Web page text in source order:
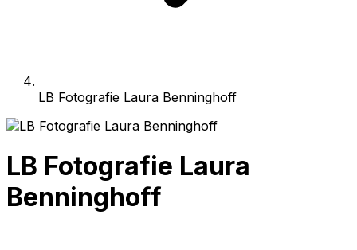
LB Fotografie Laura Benninghoff
LB Fotografie Laura
Benninghoff